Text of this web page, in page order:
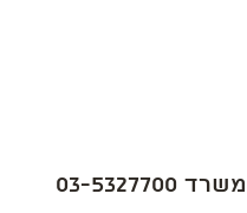
משרד 03-5327700